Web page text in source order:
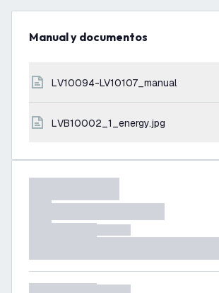
Manual y documentos
LV10094-LV10107_manual
LVB10002_1_energy.jpg